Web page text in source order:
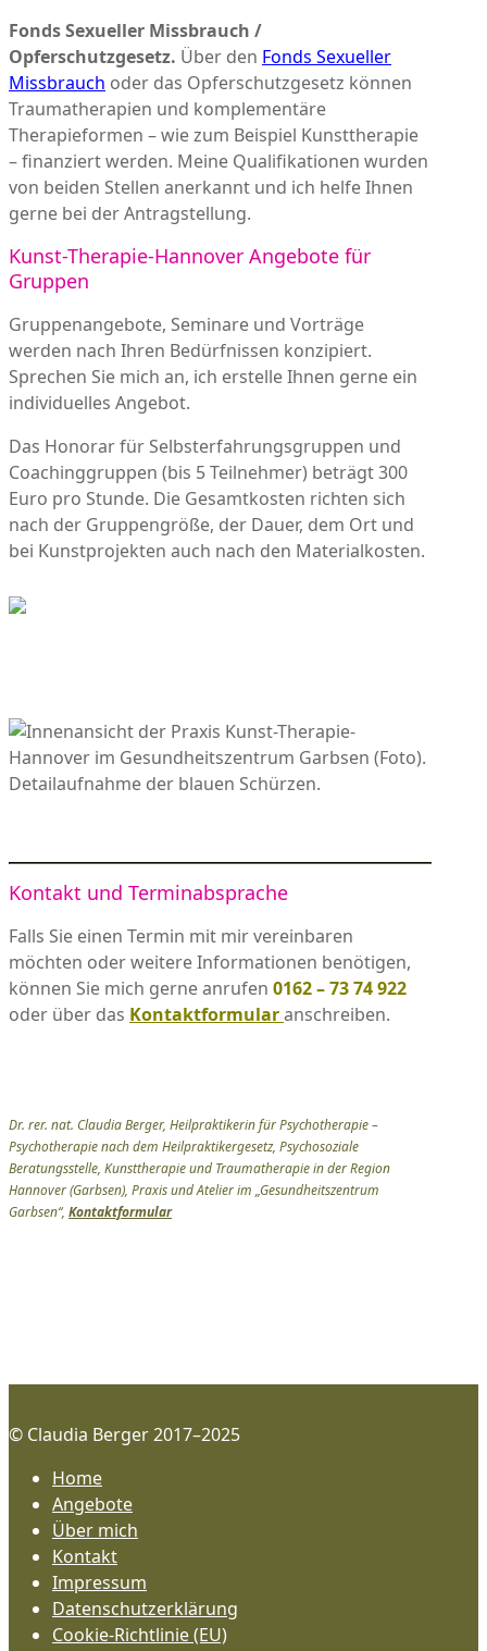
Fonds Sexueller Missbrauch /
Opferschutzgesetz. Über den Fonds Sexueller
Missbrauch oder das Opferschutzgesetz können
Traumatherapien und komplementäre
Therapieformen – wie zum Beispiel Kunsttherapie
– finanziert werden. Meine Qualifikationen wurden
von beiden Stellen anerkannt und ich helfe Ihnen
gerne bei der Antragstellung.
Kunst-Therapie-Hannover Angebote für
Gruppen
Gruppenangebote, Seminare und Vorträge
werden nach Ihren Bedürfnissen konzipiert.
Sprechen Sie mich an, ich erstelle Ihnen gerne ein
individuelles Angebot.
Das Honorar für Selbsterfahrungsgruppen und
Coachinggruppen (bis 5 Teilnehmer) beträgt 300
Euro pro Stunde. Die Gesamtkosten richten sich
nach der Gruppengröße, der Dauer, dem Ort und
bei Kunstprojekten auch nach den Materialkosten.
Kontakt und Terminabsprache
Falls Sie einen Termin mit mir vereinbaren
möchten oder weitere Informationen benötigen,
können Sie mich gerne anrufen 0162 – 73 74 922
oder über das Kontaktformularanschreiben.
Dr. rer. nat. Claudia Berger, Heilpraktikerin für Psychotherapie –
Psychotherapie nach dem Heilpraktikergesetz, Psychosoziale
Beratungsstelle, Kunsttherapie und Traumatherapie in der Region
Hannover (Garbsen), Praxis und Atelier im „Gesundheitszentrum
Garbsen“, Kontaktformular
© Claudia Berger 2017–2025
Home
Angebote
Über mich
Kontakt
Impressum
Datenschutzerklärung
Cookie-Richtlinie (EU)